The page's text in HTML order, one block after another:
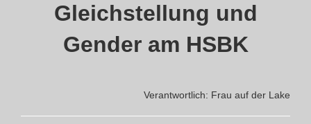
Gleichstellung und
Gender am HSBK
Verantwortlich: Frau auf der Lake